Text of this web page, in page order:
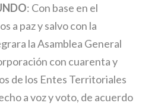
: Con base en el
a paz y salvo con la
la Asamblea General
con cuarenta y
de los Entes Territoriales
a voz y voto, de acuerdo